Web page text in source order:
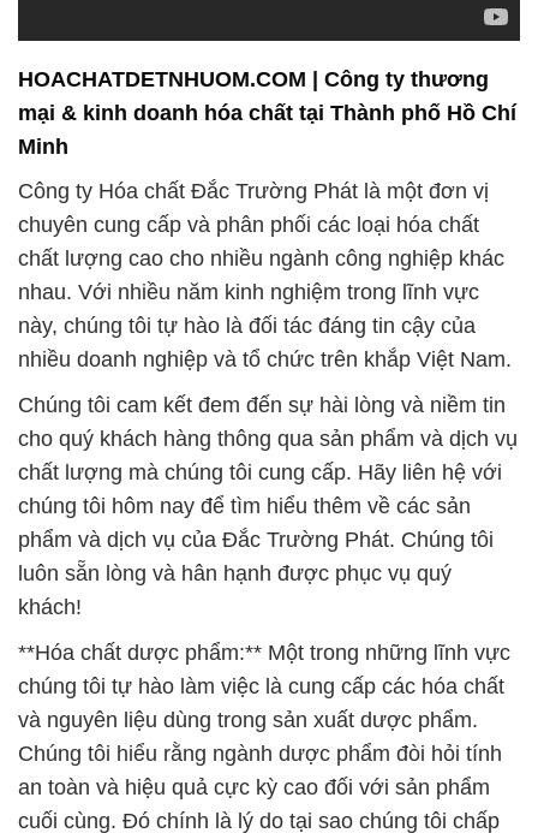
Công ty Hóa chất Đắc Trường Phát là một đơn vị
chuyên cung cấp và phân phối các loại hóa chất
chất lượng cao cho nhiều ngành công nghiệp khác
nhau. Với nhiều năm kinh nghiệm trong lĩnh vực
này, chúng tôi tự hào là đối tác đáng tin cậy của
nhiều doanh nghiệp và tổ chức trên khắp Việt Nam.
Chúng tôi cam kết đem đến sự hài lòng và niềm tin
cho quý khách hàng thông qua sản phẩm và dịch vụ
chất lượng mà chúng tôi cung cấp. Hãy liên hệ với
chúng tôi hôm nay để tìm hiểu thêm về các sản
phẩm và dịch vụ của Đắc Trường Phát. Chúng tôi
luôn sẵn lòng và hân hạnh được phục vụ quý
khách!
**Hóa chất dược phẩm:** Một trong những lĩnh vực
chúng tôi tự hào làm việc là cung cấp các hóa chất
và nguyên liệu dùng trong sản xuất dược phẩm.
Chúng tôi hiểu rằng ngành dược phẩm đòi hỏi tính
an toàn và hiệu quả cực kỳ cao đối với sản phẩm
cuối cùng. Đó chính là lý do tại sao chúng tôi chấp
nhận thách thức này và cam kết cung cấp các sản
phẩm đạt chất lượng tiêu chuẩn cao nhất để đảm
bảo an toàn và hiệu quả cho sản phẩm dược phẩm
của quý khách hàng.